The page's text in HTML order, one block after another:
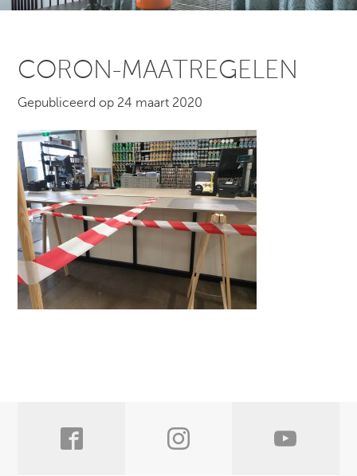
CORON-MAATREGELEN
Gepubliceerd op 24 maart 2020